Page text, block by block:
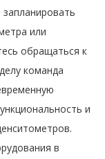
или
обращаться к
команда
и
в